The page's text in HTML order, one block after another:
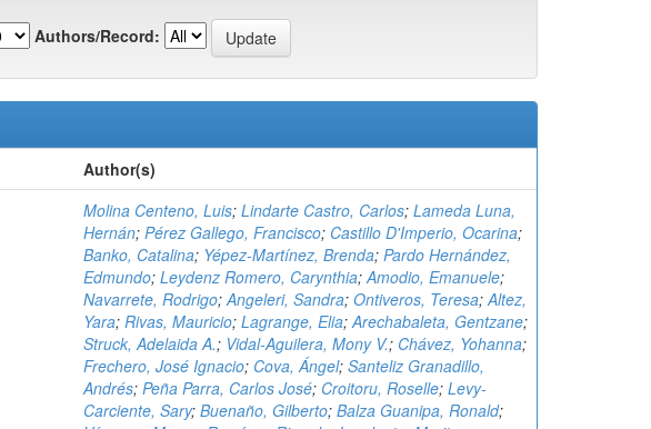
Authors/Record:
Author(s)
Molina Centeno, Luis; Lindarte Castro, Carlos; Lameda Luna,
Hernán; Pérez Gallego, Francisco; Castillo D'Imperio, Ocarina;
Banko, Catalina; Yépez-Martínez, Brenda; Pardo Hernández,
Edmundo; Leydenz Romero, Carynthia;Amodio, Emanuele;
Navarrete, Rodrigo;Angeleri, Sandra; Ontiveros, Teresa;Altez,
Yara; Rivas, Mauricio; Lagrange, Elia;Arechabaleta, Gentzane;
Struck, Adelaida A.; Vidal-Aguilera, Mony V.; Chávez, Yohanna;
Frechero, José Ignacio; Cova, Ángel; Santeliz Granadillo,
Andrés; Peña Parra, Carlos José; Croitoru, Roselle; Levy-
Carciente, Sary; Buenaño, Gilberto; Balza Guanipa, Ronald;